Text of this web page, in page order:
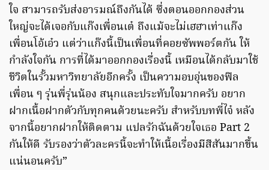
ใจ สามารถรับส่งอารมณ์ถึงกันได้ ซึ่งตอนออกกองส่วน
ใหญ่จะได้เจอกับแก๊งเพื่อนเต๋ ถึงแม้จะไม่เฮฮาเท่าแก๊ง
เพื่อนโอ้เอ๋ว แต่ว่าแก๊งนี้เป็นเพื่อนที่คอยซัพพอร์ตกัน ให้
กำลังใจกัน การที่ได้มาออกกองเรื่องนี้ เหมือนได้กลับมาใช้
ชีวิตในรั้วมหาวิทยาลัยอีกครั้ง เป็นความอบอุ่นของฟิล
เพื่อน ๆ รุ่นพี่รุ่นน้อง สนุกและประทับใจมากครับ อยาก
ฝากเนื้อฝากตัวกับทุกคนด้วยนะครับ สำหรับบทพี่ไจ๋ หลัง
จากนี้อยากฝากให้ติดตาม แปลรักฉันด้วยใจเธอ Part 2
กันให้ดี รับรองว่าตัวละครนี้จะทำให้เนื้อเรื่องมีสีสันมากขึ้น
แน่นอนครับ”